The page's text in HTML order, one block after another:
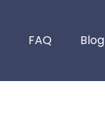
FAQ Blog